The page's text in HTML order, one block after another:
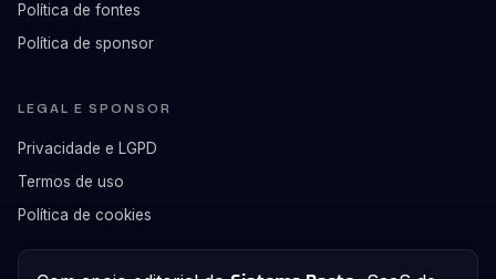
Política de fontes
Política de sponsor
LEGAL E SPONSOR
Privacidade e LGPD
Termos de uso
Política de cookies